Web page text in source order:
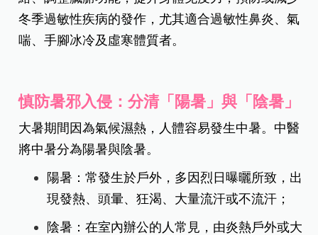
冬季過敏性疾病的發作，尤其適合過敏性鼻炎、氣
喘、手腳冰冷及虛寒體質者。
慎防暑邪入侵：分清「陽暑」與「陰暑」
大暑期間因為氣候濕熱，人體容易發生中暑。中醫
將中暑分為陽暑與陰暑。
陽暑：常發生於戶外，多因烈日曝曬所致，出
現發熱、頭暈、狂渴、大量流汗或不流汗；
陰暑：在室內辦公的人常見，由炎熱戶外或大